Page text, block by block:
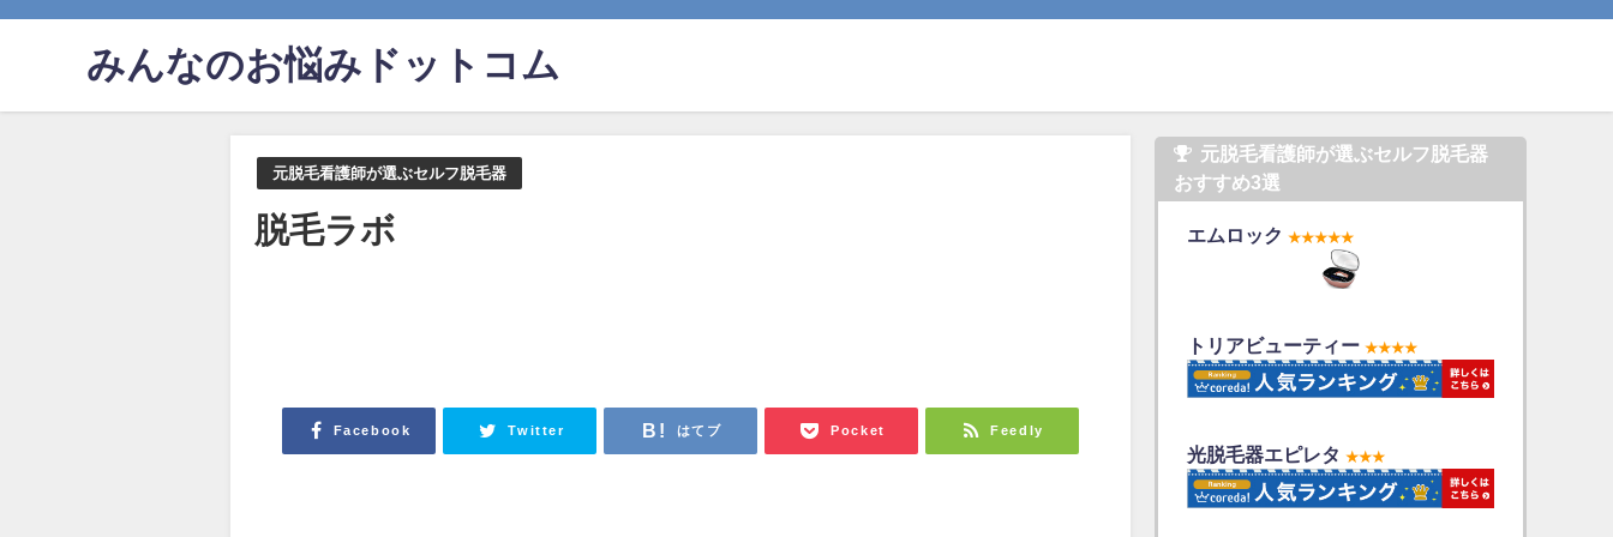
みんなのお悩みドットコム
元脱毛看護師が選ぶセルフ脱毛器
脱毛ラボ
Facebook Twitter はてブ Pocket Feedly
元脱毛看護師が選ぶセルフ脱毛器
おすすめ3選
エムロック ★★★★★
トリアビューティー ★★★★
光脱毛器エピレタ ★★★